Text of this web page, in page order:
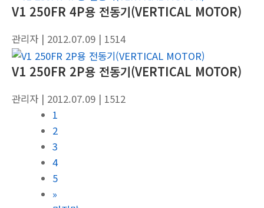
V1 250FR 4P용 전동기(VERTICAL MOTOR)
관리자 | 2012.07.09 | 1514
V1 250FR 2P용 전동기(VERTICAL MOTOR)
관리자 | 2012.07.09 | 1512
1
2
3
4
5
»